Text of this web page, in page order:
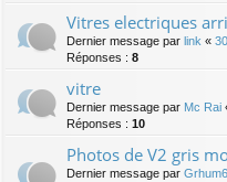
Vitres electriques
Dernier message par link «
Réponses : 8
vitre
Dernier message par Mc Rai
Réponses : 10
Photos de V2 gris
Dernier message par